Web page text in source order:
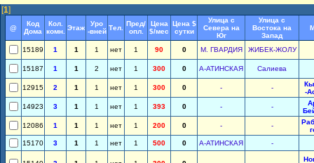
[1]
@
Код
Дома
Кол.
комн. Этаж
Уро
-вней Тел.
Пред/
опл.
Цена
$/мес
Цена $
сутки
Улица с
Севера на
Юг
Улица с
Востока на
Запад
15189 1 1 1 нет 1 90 0 М. ГВАРДИЯ ЖИБЕК-ЖОЛУ
15187 1 1 2 нет 1 300 0 А-АТИНСКАЯ Салиева
12915 2 1 1 нет 1 300 0 - -
-
14923
3 1 1 нет 1 393 0 - -
12086
1 1 1 нет 1 200 0 - -
15170
3 1 1 нет 1 500 0 А-АТИНСКАЯ -